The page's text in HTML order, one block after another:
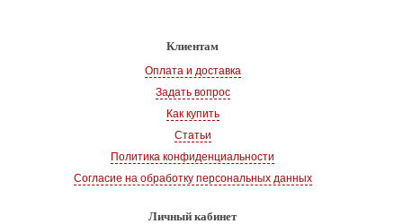
Клиентам
Оплата и доставка
Задать вопрос
Как купить
Статьи
Политика конфиденциальности
Согласие на обработку персональных данных
Личный кабинет